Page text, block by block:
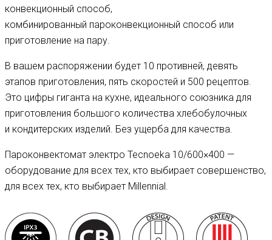
конвекционный способ,
комбинированный пароконвекционный способ или
приготовление на пару.
В вашем распоряжении будет 10 противней, девять
этапов приготовления, пять скоростей и 500 рецептов.
Это цифры гиганта на кухне, идеального союзника для
приготовления большого количества хлебобулочных
и кондитерских изделий. Без ущерба для качества.
Пароконвектомат электро Tecnoeka 10/600×400 —
оборудование для всех тех, кто выбирает совершенство,
для всех тех, кто выбирает Millennial.